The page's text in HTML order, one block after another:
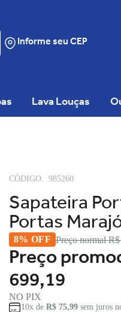
Informe seu CEP
Lava Louças
CÓDIGO: 985260
Sapateira
Portas
8% OFF Preço normal
Preço
699,19
NO PIX
10x de R$ 75,99 sem juros